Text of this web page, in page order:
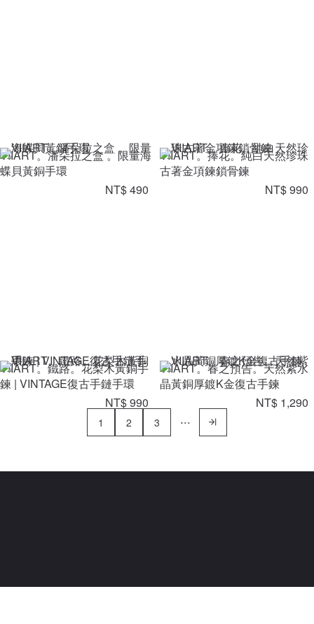
VIIART。潘朵拉之盒 。限量海
蝶貝黃銅手環
NT$ 490
VIIART。捧花。純白天然珍珠
古著金項鍊鎖骨鍊
NT$ 990
VIIART。鐵路。花梨木黃銅手
鍊 | VINTAGE復古手鏈手環
NT$ 990
VIIART。春之預告。天然紫水
晶黃銅厚鍍K金復古手鍊
NT$ 1,290
1 2 3